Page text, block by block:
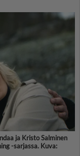
ja Kristo Salminen
-sarjassa. Kuva: